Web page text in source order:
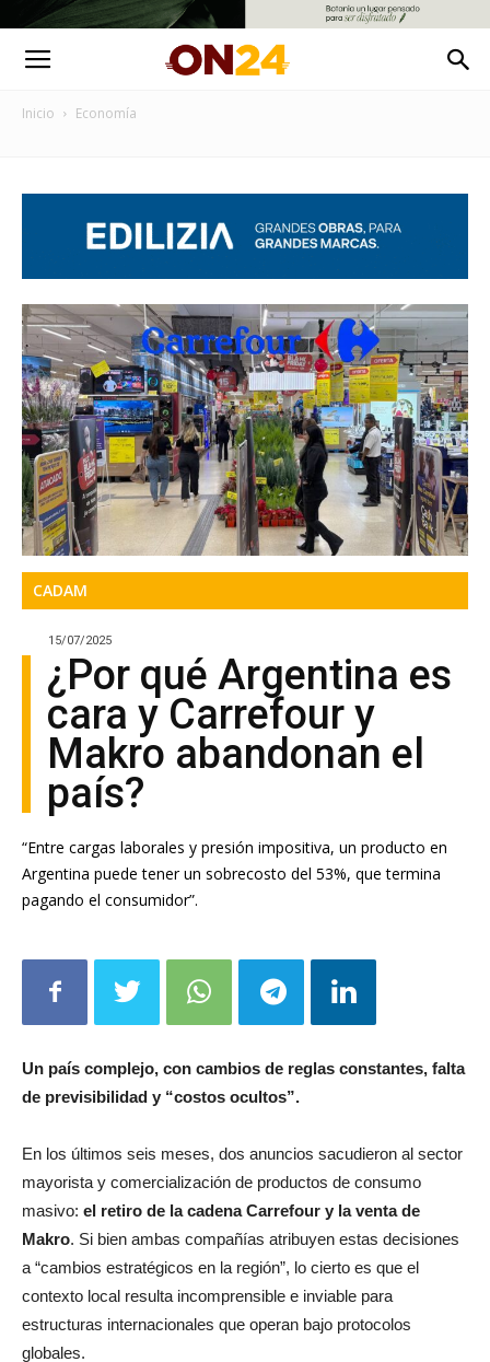
Inicio Economía
CADAM
15/07/2025
¿Por qué Argentina es
cara y Carrefour y
Makro abandonan el
país?
“Entre cargas laborales y presión impositiva, un producto en
Argentina puede tener un sobrecosto del 53%, que termina
pagando el consumidor”.
de previsibilidad y “costos ocultos”.
mayorista y comercialización de productos de consumo
masivo:el retiro de la cadena Carrefour y la venta de
Makro. Si bien ambas compañías atribuyen estas decisiones
a “cambios estratégicos en la región”, lo cierto es que el
contexto local resulta incomprensible e inviable para
estructuras internacionales que operan bajo protocolos
globales.